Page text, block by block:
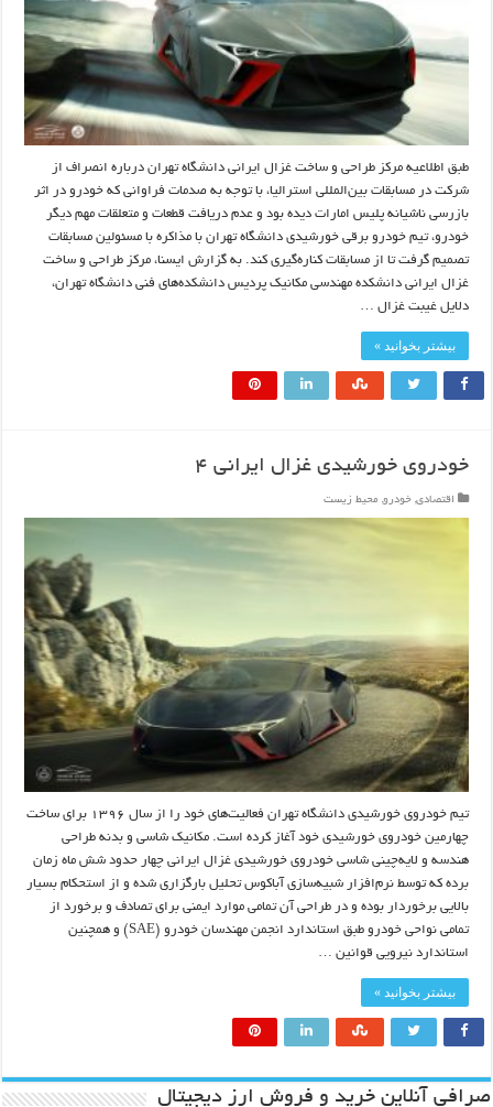
طبق اطلاعیه مرکز طراحی و ساخت غزال ایرانی دانشگاه تهران درباره انصراف از
شرکت در مسابقات بین‌المللی استرالیا، با توجه به صدمات فراوانی که خودرو در اثر
بازرسی ناشیانه پلیس امارات دیده بود و عدم دریافت قطعات و متعلقات مهم دیگر
خودرو، تیم خودرو برقی خورشیدی دانشگاه تهران با مذاکره با مسئولین مسابقات
تصمیم گرفت تا از مسابقات کناره‌گیری کند. به گزارش ایسنا، مرکز طراحی و ساخت
غزال ایرانی دانشکده مهندسی مکانیک پردیس دانشکده‌های فنی دانشگاه تهران،
دلایل غیبت غزال …
بیشتر بخوانید »
خودروی خورشیدی غزال ایرانی ۴
اقتصادی, خودرو, محیط زیست
تیم خودروی خورشیدی دانشگاه تهران فعالیت‌های خود را از سال ۱۳۹۶ برای ساخت
چهارمین خودروی خورشیدی خود آغاز کرده است. مکانیک شاسی و بدنه طراحی
هندسه و لایه‌چینی شاسی خودروی خورشیدی غزال ایرانی چهار حدود شش ماه زمان
برده که توسط نرم‌افزار شبیه‌سازی آباکوس تحلیل بارگزاری شده و از استحکام بسیار
بالایی برخوردار بوده و در طراحی آن تمامی موارد ایمنی برای تصادف و برخورد از
تمامی نواحی خودرو طبق استاندارد انجمن مهندسان خودرو (SAE) و همچنین
استاندارد نیرویی قوانین …
بیشتر بخوانید »
صرافی آنلاین خرید و فروش ارز دیجیتال